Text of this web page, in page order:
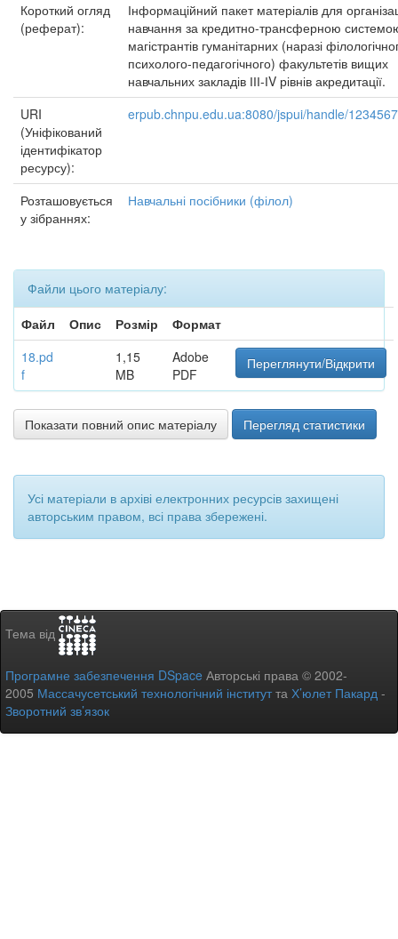
Короткий огляд
(реферат):
Інформаційний пакет матеріалів для
навчання за кредитно-трансферною
магістрантів гуманітарних (наразі
психолого-педагогічного) факультетів вищих
навчальних закладів ІІІ-ІV рівнів акредитації.
URI
(Уніфікований
ідентифікатор
ресурсу):
erpub.chnpu.edu.ua:8080/jspui/handle/
Розташовується
у зібраннях:
Навчальні посібники (філол)
Файли цього матеріалу:
Файл
Опис Розмір
Формат
18.pd
f
1,15
MB
Adobe
PDF
Переглянути/Відкрити
Показати повний опис матеріалу Перегляд статистики
Усі матеріали в архіві електронних ресурсів захищені
авторським правом, всі права збережені.
Тема від
Програмне забезпечення DSpace Авторські права © 2002-
2005 Массачусетський технологічний інститутта Х’юлет Пакард -
Зворотний зв’язок